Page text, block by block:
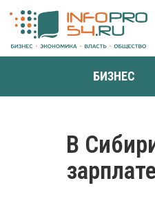
БИЗНЕС
В